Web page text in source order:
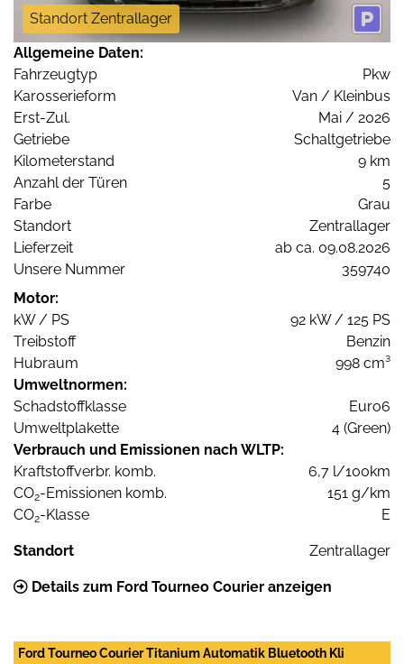
Standort Zentrallager
Allgemeine Daten:
Fahrzeugtyp
Pkw
Karosserieform
Van / Kleinbus
Erst-Zul.
Mai / 2026
Getriebe
Schaltgetriebe
Kilometerstand
9 km
Anzahl der Türen
5
Farbe
Grau
Standort
Zentrallager
Lieferzeit
ab ca. 09.08.2026
Unsere Nummer
359740
Motor:
kW / PS
92 kW / 125 PS
Treibstoff
Benzin
Hubraum
998 cm³
Umweltnormen:
Schadstoffklasse
Euro6
Umweltplakette
4 (Green)
Verbrauch und Emissionen nach WLTP:
Kraftstoffverbr. komb.
6,7 l/100km
CO2-Emissionen komb.
151 g/km
CO2-Klasse E
Standort Zentrallager
Details zum Ford Tourneo Courier anzeigen
Ford Tourneo Courier Titanium Automatik Bluetooth Kli